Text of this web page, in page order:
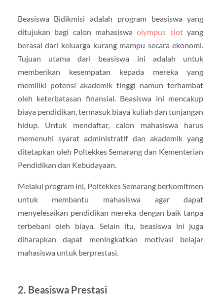
Beasiswa Bidikmisi adalah program beasiswa yang
ditujukan bagi calon mahasiswaolympus slotyang
berasal dari keluarga kurang mampu secara ekonomi.
Tujuan utama dari beasiswa ini adalah untuk
memberikan kesempatan kepada mereka yang
memiliki potensi akademik tinggi namun terhambat
oleh keterbatasan finansial. Beasiswa ini mencakup
biaya pendidikan, termasuk biaya kuliah dan tunjangan
hidup. Untuk mendaftar, calon mahasiswa harus
memenuhi syarat administratif dan akademik yang
ditetapkan oleh Poltekkes Semarang dan Kementerian
Pendidikan dan Kebudayaan.
Melalui program ini, Poltekkes Semarang berkomitmen
untuk membantu mahasiswa agar dapat
menyelesaikan pendidikan mereka dengan baik tanpa
terbebani oleh biaya. Selain itu, beasiswa ini juga
diharapkan dapat meningkatkan motivasi belajar
mahasiswa untuk berprestasi.
2. Beasiswa Prestasi